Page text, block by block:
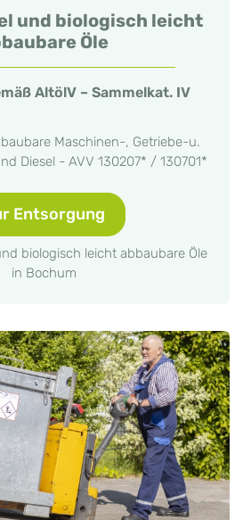
und biologisch leicht
Öle
AltölV – Sammelkat. IV
Maschinen-, Getriebe-u.
Diesel - AVV 130207* / 130701*
Entsorgung
biologisch leicht abbaubare Öle
in Bochum